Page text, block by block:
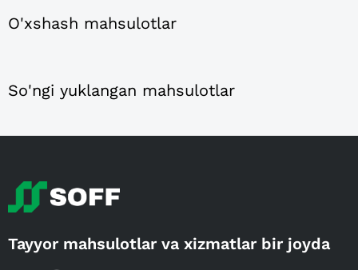
O'xshash mahsulotlar
So'ngi yuklangan mahsulotlar
Tayyor mahsulotlar va xizmatlar bir joyda